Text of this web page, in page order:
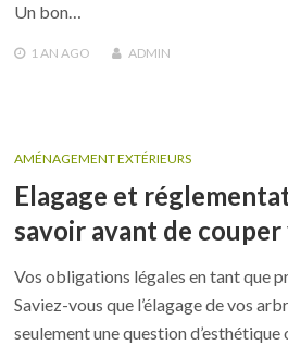
Un bon…
1 AN AGO ADMIN
AMÉNAGEMENT EXTÉRIEURS
Elagage et
savoir avant de couper
Vos obligations légales en tant que
Saviez-vous que l’élagage de vos
seulement une question d’esthétique